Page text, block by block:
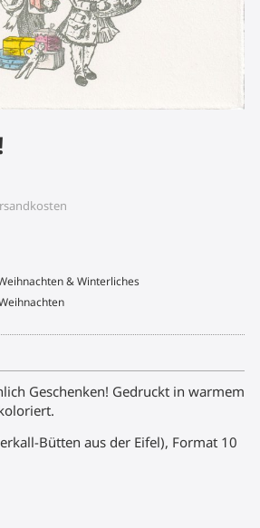
& Winterliches
Geschenken! Gedruckt in warmem
Bütten aus der Eifel), Format 10